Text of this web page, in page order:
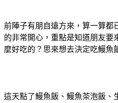
前陣子有朋自遠方來，算一算都
的非常開心，重點是知道朋友要
麼好吃的？思來想去決定吃鰻魚
這天點了鰻魚飯、鰻魚茶泡飯、